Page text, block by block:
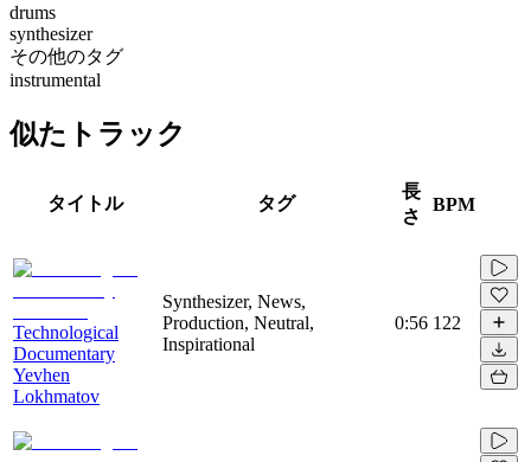
drums
synthesizer
その他のタグ
instrumental
似たトラック
タイトル タグ
長
さ
BPM
Technological
Documentary
Yevhen
Lokhmatov
Synthesizer, News,
Production, Neutral,
Inspirational
0:56 122